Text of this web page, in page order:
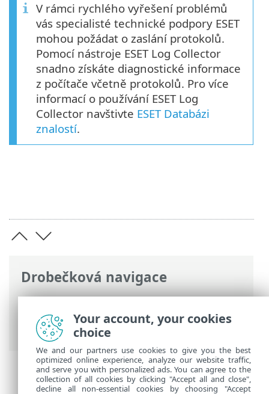
Drobečková navigace
ESET Online nápověda>ESET Endpoint
Security >Rozšířená nastavení> Řešení
problémů > Protokoly
V rámci rychlého vyřešení problémů
vás specialisté technické podpory ESET
mohou požádat o zaslání protokolů.
Pomocí nástroje ESET Log Collector
snadno získáte diagnostické informace
z počítače včetně protokolů. Pro více
informací o používání ESET Log
Collector navštivte ESET Databázi
znalostí.
Your account, your cookies
choice
We and our partners use cookies to give you the best
optimized online experience, analyze our website traffic,
and serve you with personalized ads. You can agree to the
collection of all cookies by clicking "Accept all and close",
decline all non-essential cookies by choosing "Accept